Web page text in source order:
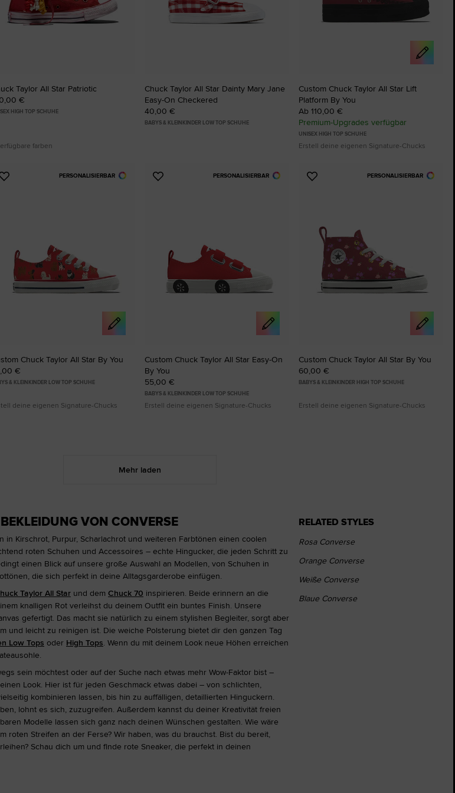
Taylor All Star Patriotic
€
HIGH TOP SCHUHE
farben
Chuck Taylor All Star Dainty Mary Jane
Easy-On Checkered
40,00 €
BABYS & KLEINKINDER LOW TOP SCHUHE
Custom Chuck Taylor All Star Lift
Platform By You
Ab 110,00 €
Premium-Upgrades verfügbar
UNISEX HIGH TOP SCHUHE
Erstell deine eigenen Signature-Chucks
PERSONALISIERBAR
Zu
Chuck Taylor All Star By You
€
& KLEINKINDER LOW TOP SCHUHE
deine eigenen Signature-Chucks
PERSONALISIERBAR
Zu
Custom Chuck Taylor All Star Easy-On
By You
55,00 €
BABYS & KLEINKINDER LOW TOP SCHUHE
Erstell deine eigenen Signature-Chucks
PERSONALISIERBAR
Zu
Custom Chuck Taylor All Star By You
60,00 €
BABYS & KLEINKINDER HIGH TOP SCHUHE
Erstell deine eigenen Signature-Chucks
Mehr laden
VON CONVERSE
in Kirschrot, Purpur, Scharlachrot und weiteren Farbtönen einen coolen
roten Schuhen und Accessoires – echte Hingucker, die jeden Schritt zu
einen Blick auf unsere große Auswahl an Modellen, von Schuhen in
die sich perfekt in deine Alltagsgarderobe einfügen.
Taylor All Star und dem Chuck 70 inspirieren. Beide erinnern an die
knalligen Rot verleihst du deinem Outfit ein buntes Finish. Unsere
gefertigt. Das macht sie natürlich zu einem stylishen Begleiter, sorgt aber
und leicht zu reinigen ist. Die weiche Polsterung bietet dir den ganzen Tag
Low Tops oder High Tops. Wenn du mit deinem Look neue Höhen erreichen
sein möchtest oder auf der Suche nach etwas mehr Wow-Faktor bist –
Look. Hier ist für jeden Geschmack etwas dabei – von schlichten,
kombinieren lassen, bis hin zu auffälligen, detaillierten Hinguckern.
lohnt es sich, zuzugreifen. Außerdem kannst du deiner Kreativität freien
Modelle lassen sich ganz nach deinen Wünschen gestalten. Wie wäre
roten Streifen an der Ferse? Wir haben, was du brauchst. Bist du bereit,
Schau dich um und finde rote Sneaker, die perfekt in deinen
RELATED STYLES
Rosa Converse
Orange Converse
Weiße Converse
Blaue Converse